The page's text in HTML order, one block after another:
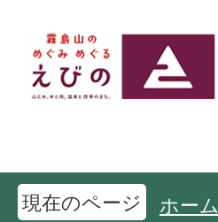
現在のページ ホーム